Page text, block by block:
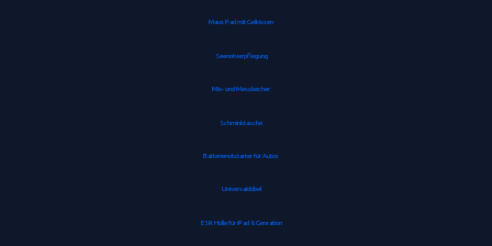
Maus Pad mit Gelkissen
Seenotverpflegung
Mix- und Messbecher
Schminktasche
Batterienotstarter für Autos
Universaldübel
ESR Hülle für iPad 8. Genration